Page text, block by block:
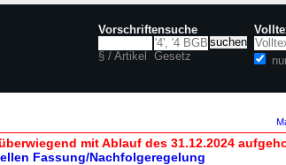
Vorschriftensuche
§ / Artikel Gesetz
mit Ablauf des 31.12.2024
Fassung/Nachfolgeregelung